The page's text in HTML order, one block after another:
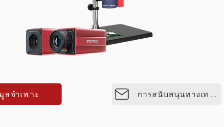
ลจำเพาะ การสนับสนุนทางเทคนิค